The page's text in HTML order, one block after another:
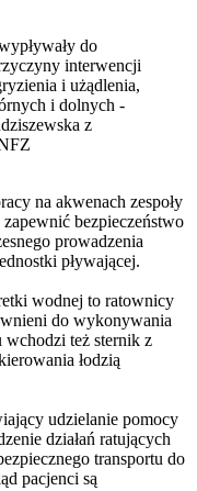
do
interwencji
i użądlenia,
i dolnych -
z
na akwenach zespoły
bezpieczeństwo
prowadzenia
pływającej.
wodnej to ratownicy
do wykonywania
wchodzi też sternik z
łodzią
udzielanie pomocy
działań ratujących
transportu do
pacjenci są